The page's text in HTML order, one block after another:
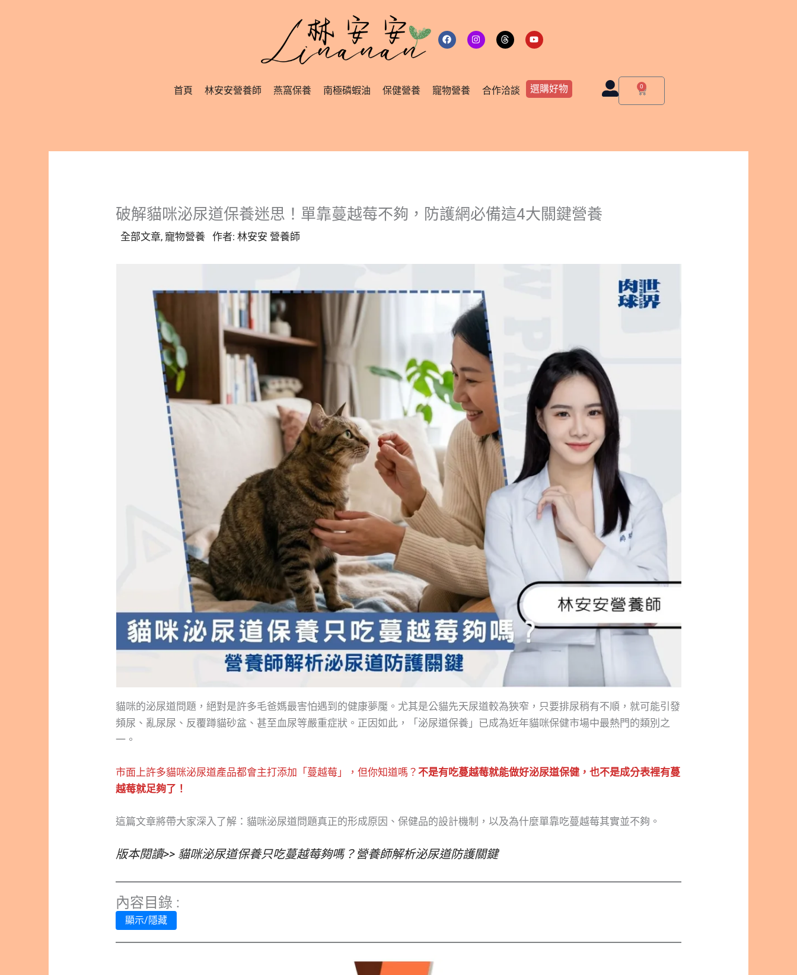
F
a
c
o
k
I
n
s
T
h
r
s
Y
o
u
b
e
首頁 林安安營養師 燕窩保養 南極磷蝦油 保健營養 寵物營養 合作洽談 選購好物 0
購
物
籃
破解貓咪泌尿道保養迷思！單靠蔓越莓不夠，防護網必備這4大關鍵營養
全部文章, 寵物營養 作者:林安安 營養師
貓咪的泌尿道問題，絕對是許多毛爸媽最害怕遇到的健康夢魘。尤其是公貓先天尿道較為狹窄，只要排尿稍有不順，就可能引發
頻尿、亂尿尿、反覆蹲貓砂盆、甚至血尿等嚴重症狀。正因如此，「泌尿道保養」已成為近年貓咪保健市場中最熱門的類別之
一。
市面上許多貓咪泌尿道產品都會主打添加「蔓越莓」，但你知道嗎？不是有吃蔓越莓就能做好泌尿道保健，也不是成分表裡有蔓
越莓就足夠了！
這篇文章將帶大家深入了解：貓咪泌尿道問題真正的形成原因、保健品的設計機制，以及為什麼單靠吃蔓越莓其實並不夠。
版本閱讀>> 貓咪泌尿道保養只吃蔓越莓夠嗎？營養師解析泌尿道防護關鍵
內容目錄 :
顯示/隱藏